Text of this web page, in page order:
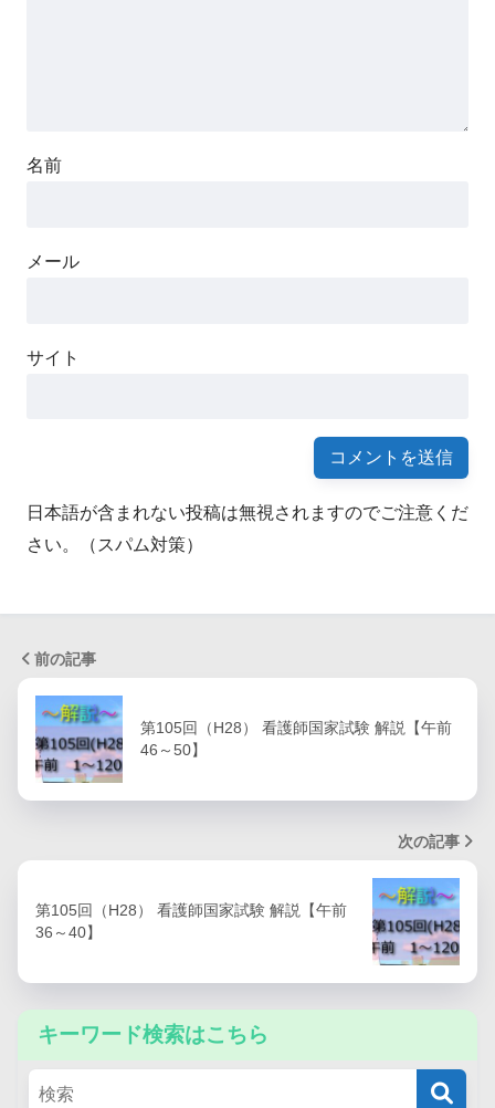
名前
メール
サイト
日本語が含まれない投稿は無視されますのでご注意くだ
さい。（スパム対策）
前の記事
第105回（H28） 看護師国家試験 解説【午前
46～50】
次の記事
第105回（H28） 看護師国家試験 解説【午前
36～40】
キーワード検索はこちら